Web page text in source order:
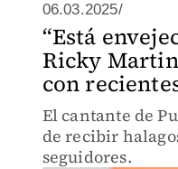
06.03.2025/
“Está
Ricky
con
El cantante de
de recibir
seguidores.